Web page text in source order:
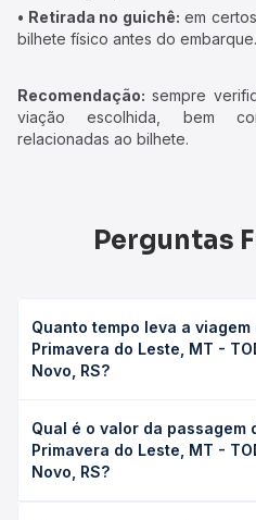
• Retirada no guichê: em
bilhete físico antes do embarque.
Recomendação: sempre
viação escolhida, bem
relacionadas ao bilhete.
Perguntas
Quanto tempo leva a
Primavera do Leste, MT -
Novo, RS?
para Campo Novo, RS leva em
variar conforme a viação, o
executivo ou leito) e as
Qual é o valor da passagem
Primavera do Leste, MT -
Novo, RS?